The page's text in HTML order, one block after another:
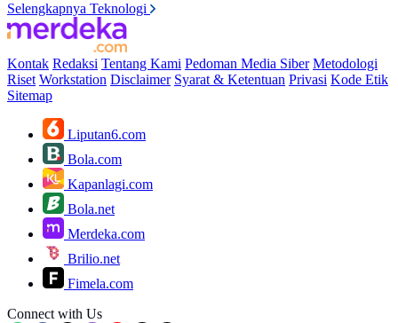
Selengkapnya Teknologi
Kontak Redaksi Tentang Kami Pedoman Media Siber Metodologi
Riset Workstation Disclaimer Syarat & Ketentuan Privasi Kode Etik
Sitemap
Liputan6.com
Bola.com
Kapanlagi.com
Bola.net
Merdeka.com
Brilio.net
Fimela.com
Connect with Us